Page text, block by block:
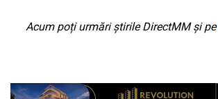
Acum poți urmări știrile DirectMM și pe